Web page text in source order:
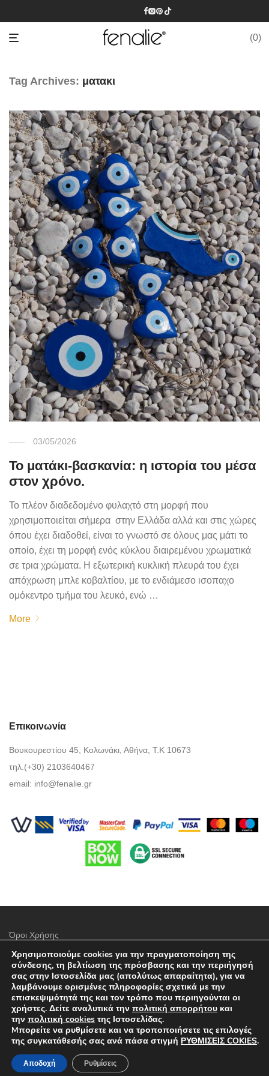
0
Tag Archives: ματακι
03/05/2026
Το ματάκι-βασκανία: η ιστορία του μέσα
στον χρόνο.
Το πλέον διαδεδομένο φυλαχτό στη μορφή που
χρησιμοποιείται σήμερα στην Ελλάδα αλλά και στις χώρες
όπου έχει διαδοθεί, είναι το γνωστό σε όλους μας μάτι το
οποίο, έχει τη μορφή ενός κύκλου διαιρεμένου χρωματικά
σε τρια χρώματα. Η εξωτερική κυκλική πλευρά του έχει
απόχρωση μπλε κοβαλτίου, με το ενδιάμεσο ισοπαχο
ομόκεντρο τμήμα του λευκό, ενώ …
More
Επικοινωνία
Βουκουρεστίου 45, Κολωνάκι, Αθήνα, Τ.Κ 10673
τηλ.(+30) 2103640467
email: info@fenalie.gr
Όροι Χρήσης
Πολιτική προστασίας απορρήτου
Τρόποι Πληρωμής
Επιλογές Αποστολών
Πολιτική επιστροφών
Επικοινωνία
Χρησιμοποιούμε cookies για την πραγματοποίηση της
σύνδεσης, τη βελτίωση της πρόσβασης και την περιήγησή
σας στην Ιστοσελίδα μας (απολύτως απαραίτητα), για να
λαμβάνουμε ορισμένες πληροφορίες σχετικά με την
επισκεψιμότητά της και τον τρόπο που περιηγούνται οι
χρήστες. Δείτε αναλυτικά την πολιτική απορρήτου και
την πολιτική cookies της Ιστοσελίδας.
Mπορείτε να ρυθμίσετε και να τροποποιήσετε τις επιλογές
της συγκατάθεσής σας ανά πάσα στιγμή ΡΥΘΜΙΣΕΙΣ COKIES.
Αποδοχή Ρυθμίσεις